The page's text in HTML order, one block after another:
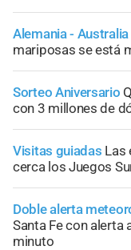
Alemania - Australia
mariposas se está
Sorteo Aniversario
con 3 millones de
Visitas guiadas Las
cerca los Juegos
Doble alerta
Santa Fe con alerta
minuto